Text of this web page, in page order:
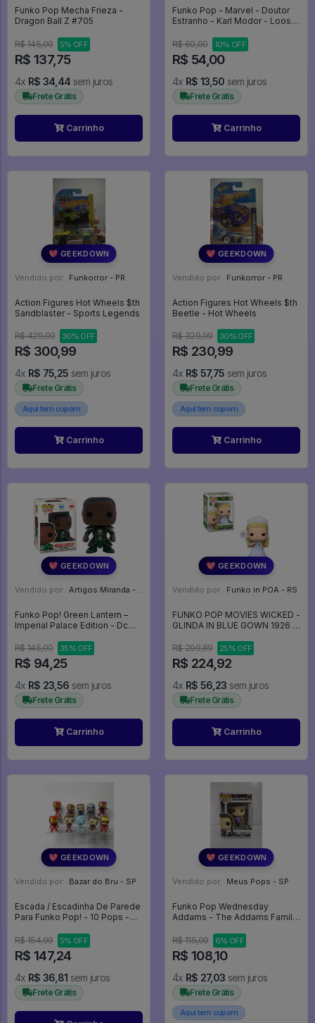
Funko Pop Mecha Frieza -
Dragon Ball Z #705
R$ 145,00 5% OFF
R$ 137,75
4x R$ 34,44 sem juros
Frete Grátis
Carrinho
Funko Pop - Marvel - Doutor
Estranho - Karl Modor - Loose
#170
R$ 60,00 10% OFF
R$ 54,00
4x R$ 13,50 sem juros
Frete Grátis
Carrinho
💖 GEEKDOWN
Vendido por: Funkorror - PR
Action Figures Hot Wheels $th
Sandblaster - Sports Legends
R$ 429,99 30% OFF
R$ 300,99
4x R$ 75,25 sem juros
Frete Grátis
Aqui tem cupom
Carrinho
💖 GEEKDOWN
Vendido por: Funkorror - PR
Action Figures Hot Wheels $th
Beetle - Hot Wheels
R$ 329,99 30% OFF
R$ 230,99
4x R$ 57,75 sem juros
Frete Grátis
Aqui tem cupom
Carrinho
💖 GEEKDOWN
Vendido por: Artigos Miranda - RJ
Funko Pop! Green Lantern –
Imperial Palace Edition - Dc
R$ 145,00
35% OFF
R$ 94,25
4x R$ 23,56 sem juros
Frete Grátis
Carrinho
💖 GEEKDOWN
Vendido por: Funko in POA - RS
FUNKO POP MOVIES WICKED -
GLINDA IN BLUE GOWN 1926 -
R$ 299,89
25% OFF
R$ 224,92
4x R$ 56,23 sem juros
Frete Grátis
Carrinho
💖 GEEKDOWN
Vendido por: Bazar do Bru - SP
Escada / Escadinha De Parede
Para Funko Pop! - 10 Pops -
R$ 154,99
5% OFF
R$ 147,24
4x R$ 36,81 sem juros
Frete Grátis
💖 GEEKDOWN
Vendido por: Meus Pops - SP
Funko Pop Wednesday
Addams - The Addams Family
R$ 115,00
6% OFF
R$ 108,10
4x R$ 27,03 sem juros
Frete Grátis
Aqui tem cupom